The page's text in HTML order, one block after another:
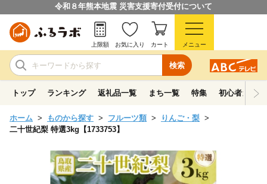
令和８年熊本地震 災害支援寄付受付について
検索
上限額 お気に入り カート メニュー
トップ ランキング 返礼品一覧 まち一覧 特集 初心者ガイド
ホーム ものから探す フルーツ類
りんご・梨
二十世紀梨 特選3kg【1733753】